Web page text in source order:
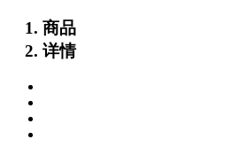
商品
详情